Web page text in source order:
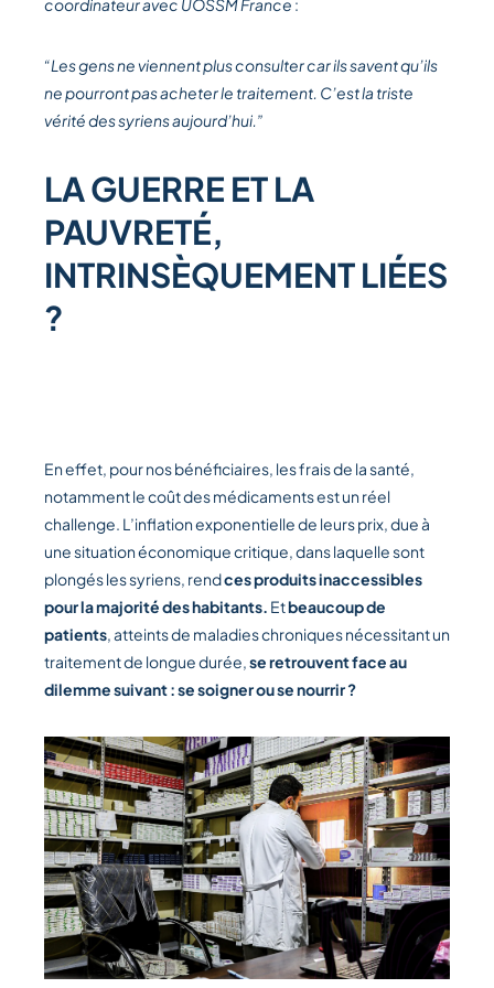
coordinateur avec UOSSM France :
“Les gens ne viennent plus consulter car ils savent qu’ils
ne pourront pas acheter le traitement. C’est la triste
vérité des syriens aujourd’hui.”
LA GUERRE ET LA
PAUVRETÉ,
INTRINSÈQUEMENT LIÉES
?
En effet, pour nos bénéficiaires, les frais de la santé,
notamment le coût des médicaments est un réel
challenge. L’inflation exponentielle de leurs prix, due à
une situation économique critique, dans laquelle sont
plongés les syriens, rendces produits inaccessibles
pour la majorité des habitants. Etbeaucoup de
patients, atteints de maladies chroniques nécessitant un
traitement de longue durée,se retrouvent face au
dilemme suivant : se soigner ou se nourrir ?